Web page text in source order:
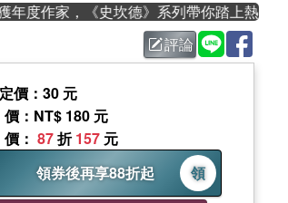
作家，《史坎德》系列帶你踏上熱血奇幻
評論
價：30 元
：NT$ 180 元
： 87折157 元
領券後再享88折起
領